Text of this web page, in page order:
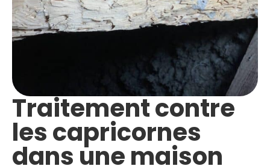
Traitement contre
les capricornes
dans une maison